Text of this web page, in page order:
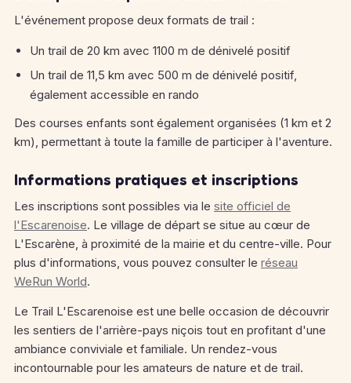
L'événement propose deux formats de trail :
Un trail de 20 km avec 1100 m de dénivelé positif
Un trail de 11,5 km avec 500 m de dénivelé positif,
également accessible en rando
Des courses enfants sont également organisées (1 km et 2
km), permettant à toute la famille de participer à l'aventure.
Informations pratiques et inscriptions
Les inscriptions sont possibles via le site officiel de
l'Escarenoise. Le village de départ se situe au cœur de
L'Escarène, à proximité de la mairie et du centre-ville. Pour
plus d'informations, vous pouvez consulter le réseau
WeRun World.
Le Trail L'Escarenoise est une belle occasion de découvrir
les sentiers de l'arrière-pays niçois tout en profitant d'une
ambiance conviviale et familiale. Un rendez-vous
incontournable pour les amateurs de nature et de trail.